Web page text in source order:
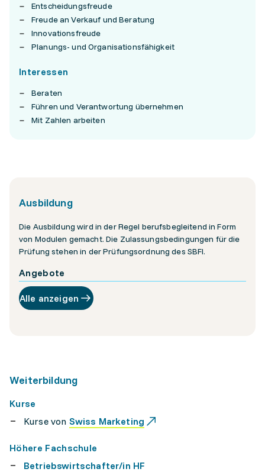
Entscheidungsfreude
Freude an Verkauf und Beratung
Innovationsfreude
Planungs- und Organisationsfähigkeit
Interessen
Beraten
Führen und Verantwortung übernehmen
Mit Zahlen arbeiten
Ausbildung
Die Ausbildung wird in der Regel berufsbegleitend in Form
von Modulen gemacht. Die Zulassungsbedingungen für die
Prüfung stehen in der Prüfungsordnung des SBFI.
Angebote
Alle anzeigen
Weiterbildung
Kurse
Kurse von Swiss Marketing
Höhere Fachschule
Betriebswirtschafter/in HF